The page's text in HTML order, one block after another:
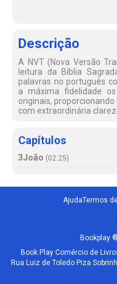
Descrição
A NVT (Nova Versão
leitura da Bíblia
palavras no português
a máxima fidelidade
originais,
com extraordinária
Capítulos
3João (02:25)
AjudaTermos
Bookplay®
Book Play Comércio de
Rua Luiz de Toledo Piza